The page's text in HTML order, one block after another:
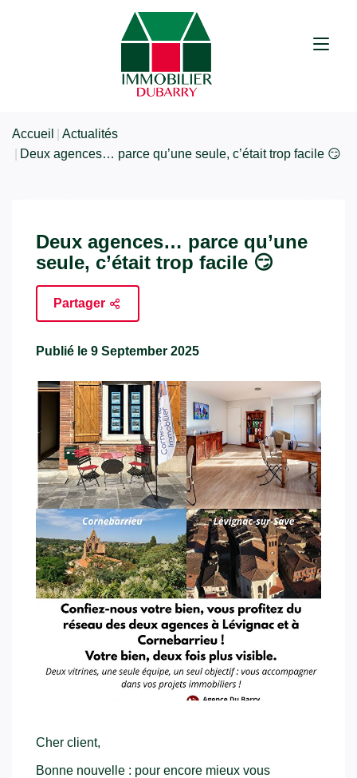
Accueil
Actualités
Deux agences… parce qu’une seule, c’était trop facile 😏
Deux agences… parce qu’une
seule, c’était trop facile 😏
Partager
Publié le 9 September 2025
Cher client,
Bonne nouvelle : pour encore mieux vous